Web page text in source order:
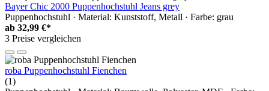
Bayer Chic 2000 Puppenhochstuhl Jeans grey
Puppenhochstuhl · Material: Kunststoff, Metall · Farbe: grau
ab 32,99 €*
3 Preise vergleichen
roba Puppenhochstuhl Fienchen
(1)